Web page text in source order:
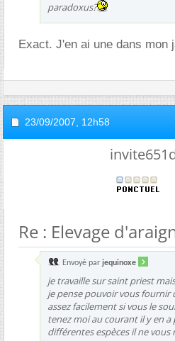
paradoxus?
Exact. J'en ai une dans mon
23/09/2007, 12h58
Re : Elevage
Envoyé par jequinoxe
je travaille sur saint priest
je pense pouvoir vous fournir
assez facilement si vous le
tenez moi au courant il y en a
différentes espèces il ne vous